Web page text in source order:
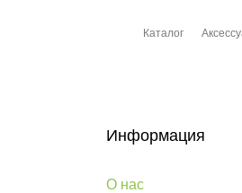
Каталог
Информация
О нас